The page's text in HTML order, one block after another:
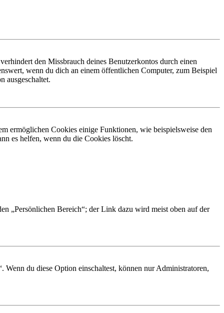
den Missbrauch deines Benutzerkontos durch einen
wenn du dich an einem öffentlichen Computer, zum Beispiel
ausgeschaltet.
ermöglichen Cookies einige Funktionen, wie beispielsweise den
es helfen, wenn du die Cookies löscht.
„Persönlichen Bereich“; der Link dazu wird meist oben auf der
du diese Option einschaltest, können nur Administratoren,